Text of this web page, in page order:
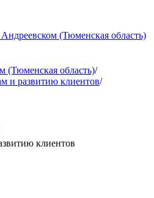
(Тюменская область)
(Тюменская область)/
и развитию клиентов/
клиентов